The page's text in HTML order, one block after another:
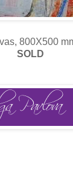
800X500
SOLD